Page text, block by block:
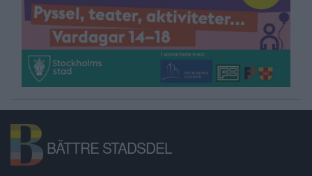
BÄTTRE STADSDEL